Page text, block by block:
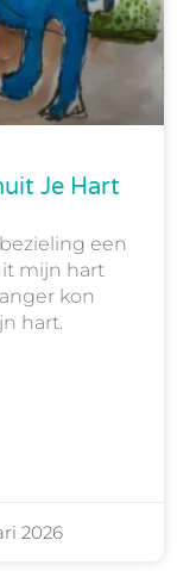
Je Hart
een
mijn hart
kon
hart.
2026